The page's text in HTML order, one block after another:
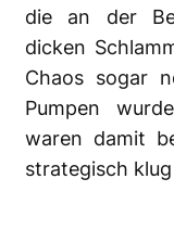
die an der
dicken
Chaos sogar
Pumpen
waren damit
strategisch